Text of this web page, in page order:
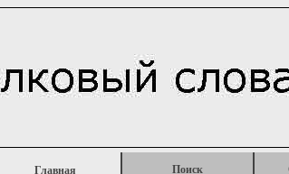
Главная Поиск